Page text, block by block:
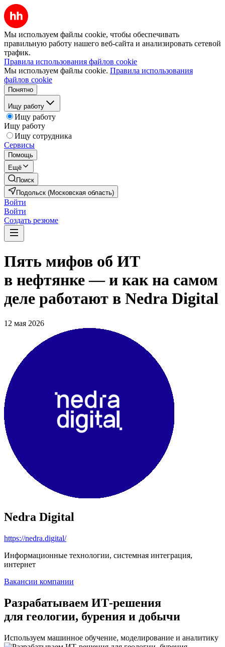
Мы используем файлы cookie, чтобы обеспечивать
правильную работу нашего веб-сайта и анализировать сетевой
трафик.
Правила использования файлов cookie
Мы используем файлы cookie. Правила использования
файлов cookie
Понятно
Ищу работу
Ищу работу
Ищу работу
Ищу сотрудника
Сервисы
Помощь
Ещё
Поиск
Подольск (Московская область)
Войти
Войти
Создать резюме
Пять мифов об ИТ
в нефтянке — и как на самом
деле работают в Nedra Digital
12 мая 2026
Nedra Digital
https://nedra.digital/
Информационные технологии, системная интеграция,
интернет
Вакансии компании
Разрабатываем ИТ-решения
для геологии, бурения и добычи
Используем машинное обучение, моделирование и аналитику